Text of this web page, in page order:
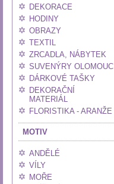
DEKORACE
HODINY
OBRAZY
TEXTIL
ZRCADLA, NÁBYTEK
SUVENÝRY OLOMOUC
DÁRKOVÉ TAŠKY
DEKORAČNÍ
MATERIÁL
FLORISTIKA - ARANŽE
MOTIV
ANDĚLÉ
VÍLY
MOŘE